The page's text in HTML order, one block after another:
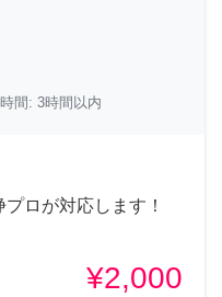
間: 3時間以内
ロが対応します！
¥2,000